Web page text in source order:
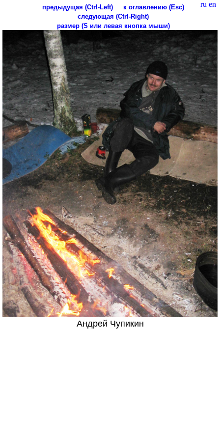
ru en
предыдущая (Ctrl-Left)
к оглавлению (Esc)
следующая (Ctrl-Right)
размер (S или левая кнопка мыши)
Андрей Чупикин